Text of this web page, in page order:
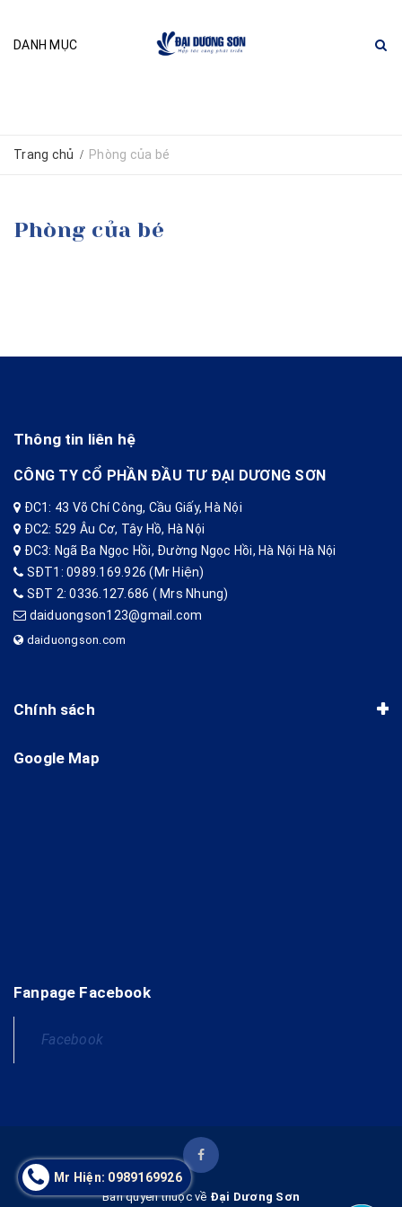
DANH MỤC
Trang chủ / Phòng của bé
Phòng của bé
Thông tin liên hệ
CÔNG TY CỔ PHẦN ĐẦU TƯ ĐẠI DƯƠNG SƠN
ĐC1: 43 Võ Chí Công, Cầu Giấy, Hà Nội
ĐC2: 529 Âu Cơ, Tây Hồ, Hà Nội
ĐC3: Ngã Ba Ngọc Hồi, Đường Ngọc Hồi, Hà Nội Hà Nội
SĐT1: 0989.169.926 (Mr Hiện)
SĐT 2: 0336.127.686 ( Mrs Nhung)
daiduongson123@gmail.com
daiduongson.com
Chính sách
Google Map
Fanpage Facebook
Facebook
Bản quyền thuộc về Đại Dương Sơn
Mr Hiện: 0989169926